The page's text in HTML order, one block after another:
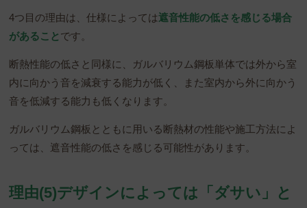
4つ目の理由は、仕様によっては遮音性能の低さを感じる場合
があること です。
断熱性能の低さと同様に、ガルバリウム鋼板単体では外から室
内に向かう音を減衰する能力が低く、また室内から外に向かう
音を低減する能力も低くなります。
ガルバリウム鋼板とともに用いる断熱材の性能や施工方法によ
っては、遮音性能の低さを感じる可能性があります。
理由(5)デザインによっては「ダサい」と